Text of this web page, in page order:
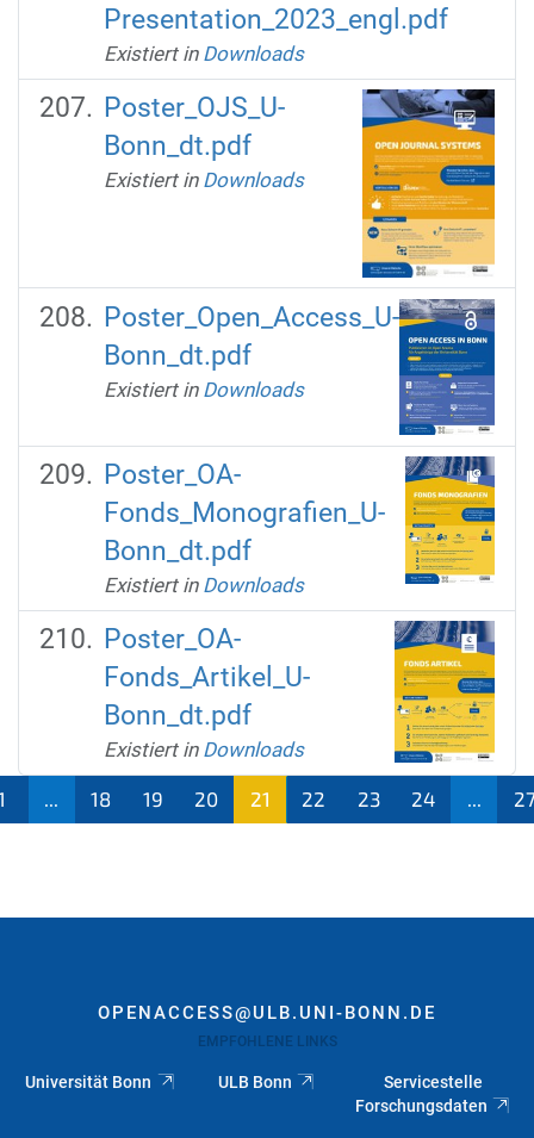
Presentation_2023_engl.pdf
Existiert in Downloads
Poster_OJS_U-
Bonn_dt.pdf
Existiert in Downloads
Poster_Open_Access_U-
Bonn_dt.pdf
Existiert in Downloads
Poster_OA-
Fonds_Monografien_U-
Bonn_dt.pdf
Existiert in Downloads
Poster_OA-
Fonds_Artikel_U-
Bonn_dt.pdf
Existiert in Downloads
18 19 20
21
22 23 24
OPENACCESS@ULB.UNI-BONN.DE
EMPFOHLENE LINKS
Universität Bonn ULB Bonn
Servicestelle
Forschungsdaten